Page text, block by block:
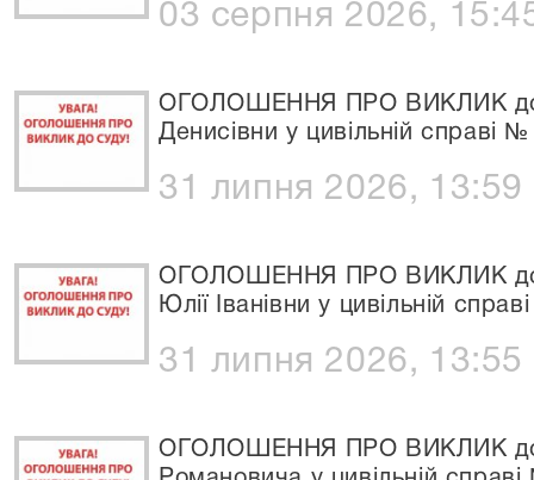
03 серпня 2026,
ОГОЛОШЕННЯ ПРО ВИКЛИК до
Денисівни у цивільній справі
31 липня 2026, 13:59
ОГОЛОШЕННЯ ПРО ВИКЛИК до
Юлії Іванівни у цивільній
31 липня 2026, 13:55
ОГОЛОШЕННЯ ПРО ВИКЛИК до